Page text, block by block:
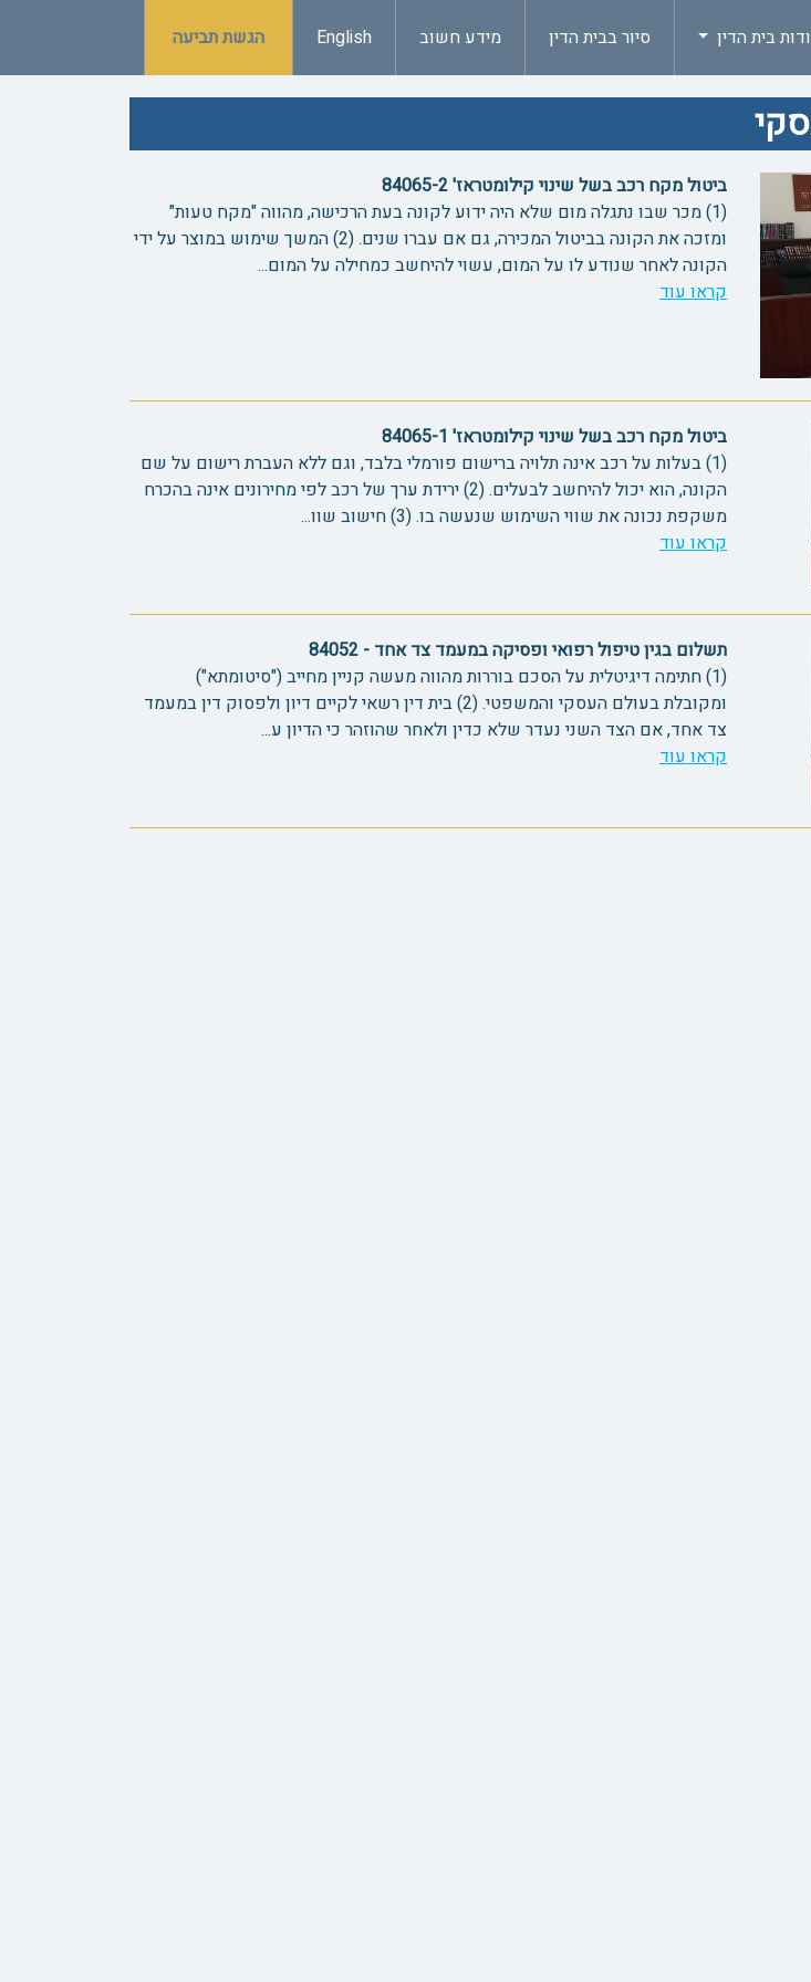
בית הדין סיור בבית הדין מידע חשוב English הגשת תביעה
ביטול מקח רכב בשל שינוי קילומטראז' 84065-2
(1) מכר שבו נתגלה מום שלא היה ידוע לקונה בעת הרכישה, מהווה "מקח טעות"
ומזכה את הקונה בביטול המכירה, גם אם עברו שנים. (2) המשך שימוש במוצר על ידי
הקונה לאחר שנודע לו על המום, עשוי להיחשב כמחילה על המום...
קראו עוד
ביטול מקח רכב בשל שינוי קילומטראז' 84065-1
(1) בעלות על רכב אינה תלויה ברישום פורמלי בלבד, וגם ללא העברת רישום על שם
הקונה, הוא יכול להיחשב לבעלים. (2) ירידת ערך של רכב לפי מחירונים אינה בהכרח
משקפת נכונה את שווי השימוש שנעשה בו. (3) חישוב שוו...
קראו עוד
תשלום בגין טיפול רפואי ופסיקה במעמד צד אחד - 84052
(1) חתימה דיגיטלית על הסכם בוררות מהווה מעשה קניין מחייב ("סיטומתא")
ומקובלת בעולם העסקי והמשפטי. (2) בית דין רשאי לקיים דיון ולפסוק דין במעמד
צד אחד, אם הצד השני נעדר שלא כדין ולאחר שהוזהר כי הדיון ע...
קראו עוד